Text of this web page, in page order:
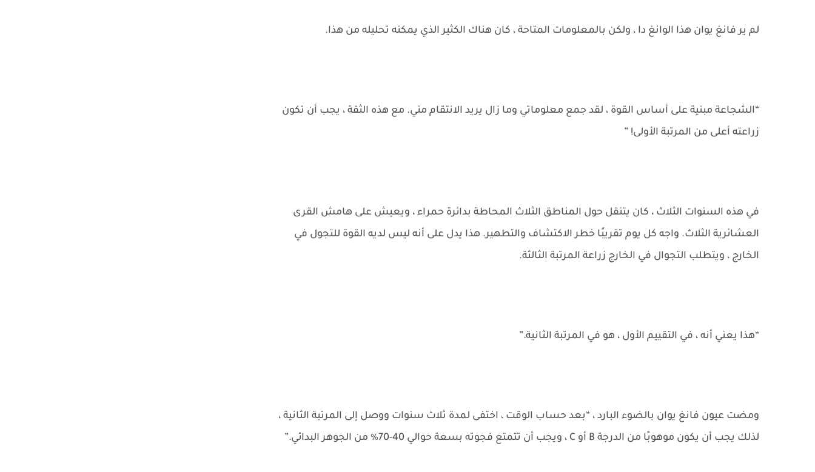
لم ير فانغ يوان هذا الوانغ دا ، ولكن بالمعلومات المتاحة ، كان هناك الكثير الذي يمكنه تحليله من هذا.
“الشجاعة مبنية على أساس القوة ، لقد جمع معلوماتي وما زال يريد الانتقام مني. مع هذه الثقة ، يجب أن تكون
زراعته أعلى من المرتبة الأولى! ”
في هذه السنوات الثلاث ، كان يتنقل حول المناطق الثلاث المحاطة بدائرة حمراء ، ويعيش على هامش القرى
العشائرية الثلاث. واجه كل يوم تقريبًا خطر الاكتشاف والتطهير. هذا يدل على أنه ليس لديه القوة للتجول في
الخارج ، ويتطلب التجوال في الخارج زراعة المرتبة الثالثة.
“هذا يعني أنه ، في التقييم الأول ، هو في المرتبة الثانية.”
ومضت عيون فانغ يوان بالضوء البارد ، “بعد حساب الوقت ، اختفى لمدة ثلاث سنوات ووصل إلى المرتبة الثانية ،
لذلك يجب أن يكون موهوبًا من الدرجة B أو C ، ويجب أن تتمتع فجوته بسعة حوالي 40-70٪ من الجوهر البدائي.”